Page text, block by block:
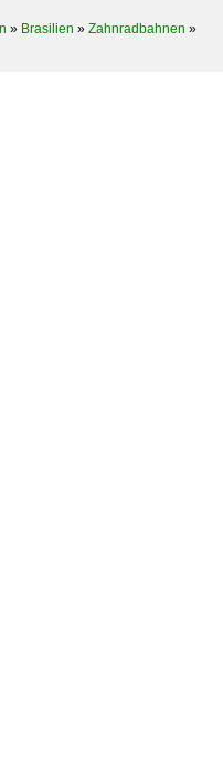
» Brasilien » Zahnradbahnen »